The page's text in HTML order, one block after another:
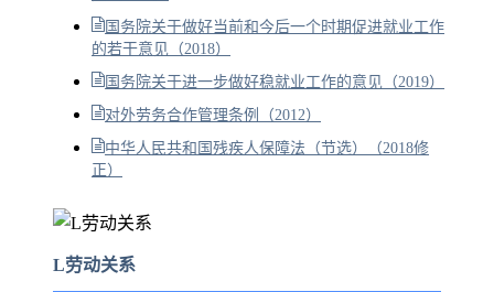
国务院关于做好当前和今后一个时期促进就业工作
的若干意见（2018）
国务院关于进一步做好稳就业工作的意见（2019）
对外劳务合作管理条例（2012）
中华人民共和国残疾人保障法（节选）（2018修
正）
L劳动关系